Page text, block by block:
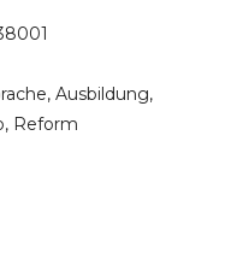
Ausbildung,
Reform